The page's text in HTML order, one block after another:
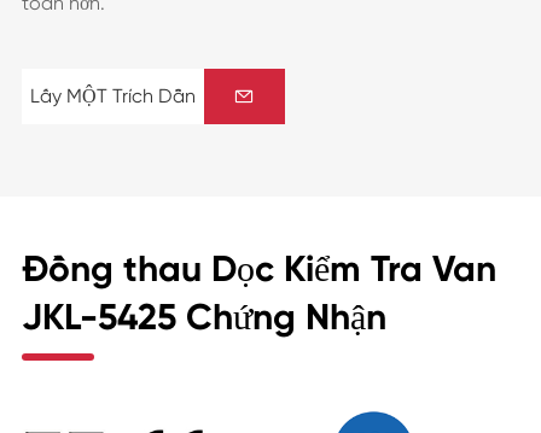
Lấy MỘT Trích Dẫn 
Đồng thau Dọc Kiểm Tra Van
JKL-5425 Chứng Nhận